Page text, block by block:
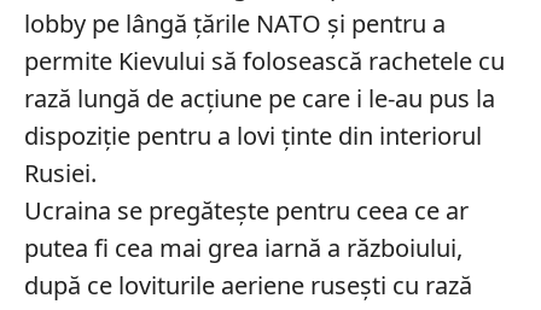
lobby pe lângă țările NATO și pentru a
permite Kievului să folosească rachetele cu
rază lungă de acțiune pe care i le-au pus la
dispoziție pentru a lovi ținte din interiorul
Rusiei.
Ucraina se pregătește pentru ceea ce ar
putea fi cea mai grea iarnă a războiului,
după ce loviturile aeriene rusești cu rază